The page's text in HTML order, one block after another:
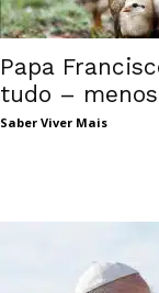
Papa
tudo –
Saber Viver Mais